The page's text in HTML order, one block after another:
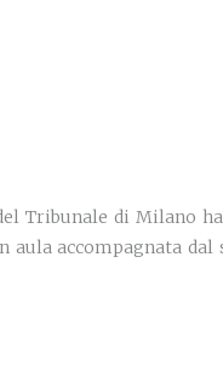
Tribunale di Milano
accompagnata dal